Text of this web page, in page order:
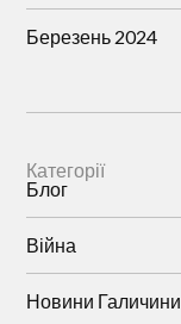
Березень 2024
Категорії
Блог
Війна
Новини Галичини